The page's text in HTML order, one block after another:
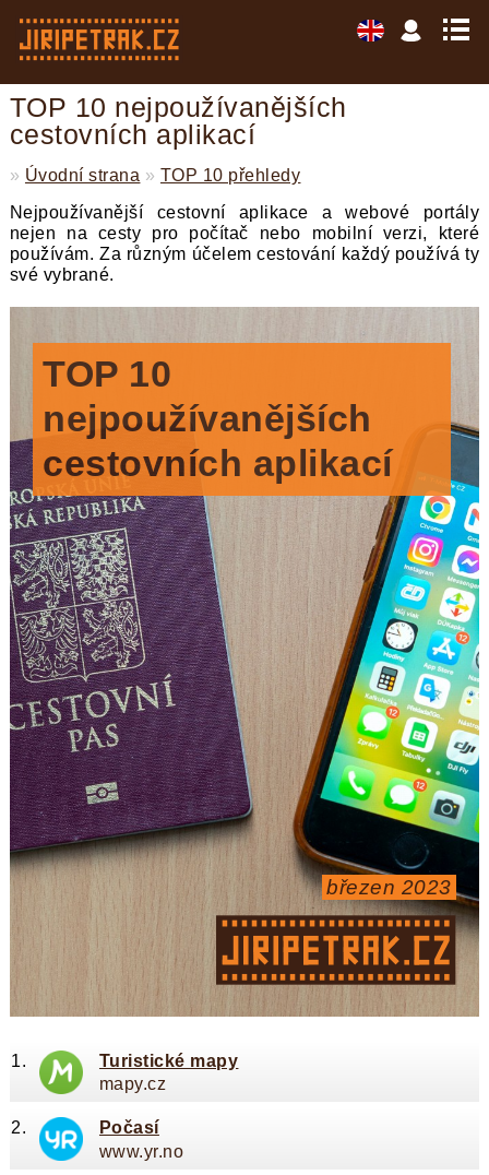
TOP 10 nejpoužívanějších
cestovních aplikací
» Úvodní strana » TOP 10 přehledy
Nejpoužívanější cestovní aplikace a webové portály
nejen na cesty pro počítač nebo mobilní verzi, které
používám. Za různým účelem cestování každý používá ty
své vybrané.
TOP 10
nejpoužívanějších
cestovních aplikací
březen 2023
Turistické mapy
mapy.cz
Počasí
www.yr.no